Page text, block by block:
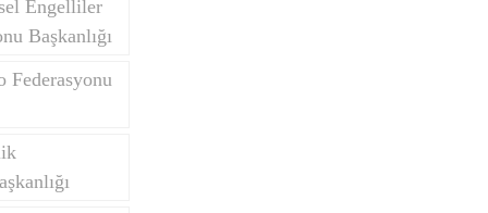
Engelliler
Başkanlığı
Federasyonu